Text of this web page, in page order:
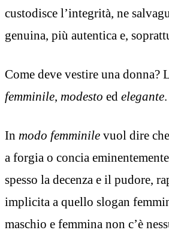
custodisce l’integrità, ne
genuina, più autentica e,
Come deve vestire una donna?
femminile, modesto ed elegante.
In modo femminile vuol dire
a forgia o concia
spesso la decenza e il pudore,
implicita a quello slogan
maschio e femmina non c’è